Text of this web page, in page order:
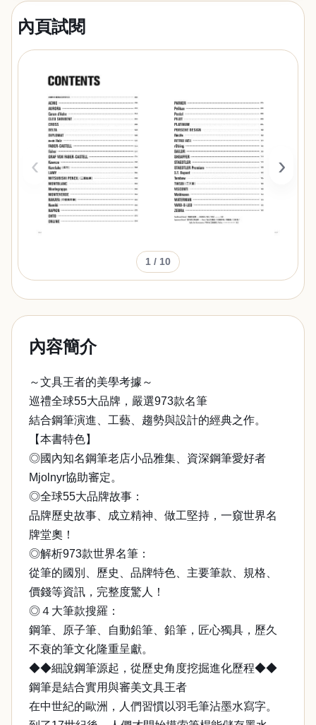
內頁試閱
‹ ›
1 / 10
內容簡介
～文具王者的美學考據～
巡禮全球55大品牌，嚴選973款名筆
結合鋼筆演進、工藝、趨勢與設計的經典之作。
【本書特色】
◎國內知名鋼筆老店小品雅集、資深鋼筆愛好者
Mjolnyr協助審定。
◎全球55大品牌故事：
品牌歷史故事、成立精神、做工堅持，一窺世界名
牌堂奧！
◎解析973款世界名筆：
從筆的國別、歷史、品牌特色、主要筆款、規格、
價錢等資訊，完整度驚人！
◎４大筆款搜羅：
鋼筆、原子筆、自動鉛筆、鉛筆，匠心獨具，歷久
不衰的筆文化隆重呈獻。
◆◆細說鋼筆源起，從歷史角度挖掘進化歷程◆◆
鋼筆是結合實用與審美文具王者
在中世紀的歐洲，人們習慣以羽毛筆沾墨水寫字。